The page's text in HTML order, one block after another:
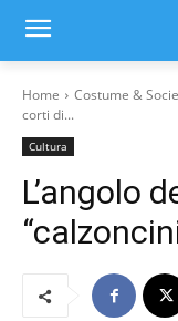
Home Costume &
corti di...
Cultura
L’angolo